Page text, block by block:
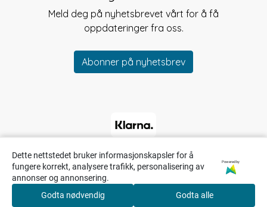
Meld deg på nyhetsbrevet vårt for å få
oppdateringer fra oss.
Abonner på nyhetsbrev
Dette nettstedet bruker informasjonskapsler for å
fungere korrekt, analysere trafikk, personalisering av
annonser og annonsering.
Powered by
Godta nødvendig Godta alle